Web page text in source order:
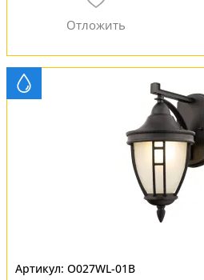
O027WL-01B